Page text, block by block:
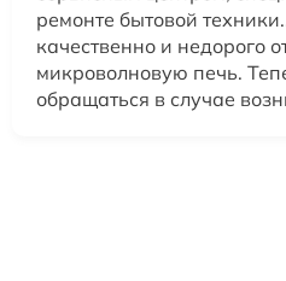
ремонте бытовой
качественно и недорого
микроволновую печь.
обращаться в случае